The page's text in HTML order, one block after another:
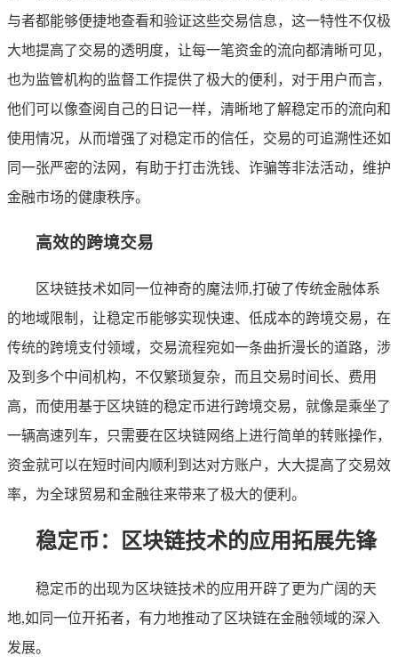
与者都能够便捷地查看和验证这些交易信息，这一特性不仅极
大地提高了交易的透明度，让每一笔资金的流向都清晰可见，
也为监管机构的监督工作提供了极大的便利，对于用户而言，
他们可以像查阅自己的日记一样，清晰地了解稳定币的流向和
使用情况，从而增强了对稳定币的信任，交易的可追溯性还如
同一张严密的法网，有助于打击洗钱、诈骗等非法活动，维护
金融市场的健康秩序。
高效的跨境交易
区块链技术如同一位神奇的魔法师,打破了传统金融体系
的地域限制，让稳定币能够实现快速、低成本的跨境交易，在
传统的跨境支付领域，交易流程宛如一条曲折漫长的道路，涉
及到多个中间机构，不仅繁琐复杂，而且交易时间长、费用
高，而使用基于区块链的稳定币进行跨境交易，就像是乘坐了
一辆高速列车，只需要在区块链网络上进行简单的转账操作，
资金就可以在短时间内顺利到达对方账户，大大提高了交易效
率，为全球贸易和金融往来带来了极大的便利。
稳定币：区块链技术的应用拓展先锋
稳定币的出现为区块链技术的应用开辟了更为广阔的天
地,如同一位开拓者，有力地推动了区块链在金融领域的深入
发展。